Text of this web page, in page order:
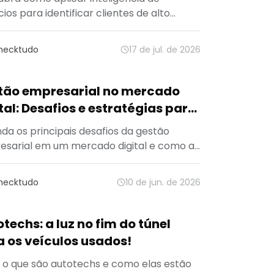
para identificar clientes de alto
otimizar vendas e reduzir custos
co
17 de jul. de 2026
empresarial no mercado
Desafios e estratégias para
que querem crescer
os principais desafios da gestão
em um mercado digital e como a
pode impulsionar decisões mais
10 de jun. de 2026
a luz no fim do túnel
os veículos usados!
o que são autotechs e como elas estão